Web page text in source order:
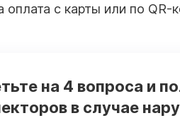
с карты или по QR-
на 4 вопроса и
в случае